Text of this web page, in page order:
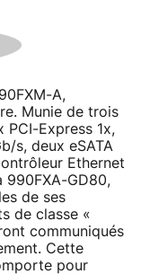
A,
Munie de trois
PCI-Express 1x,
s, deux eSATA
Ethernet
990FXA-GD80,
de ses
de classe «
communiqués
Cette
pour